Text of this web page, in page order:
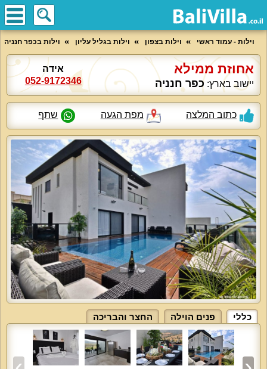
וילות - עמוד ראשי וילות בצפון וילות בגליל עליון וילות בכפר חנניה
אחוזת ממילא
יישוב בארץ: כפר חנניה
אידה
052-9172346
כתוב המלצה מפת הגעה שתף
כללי פנים הוילה החצר והבריכה